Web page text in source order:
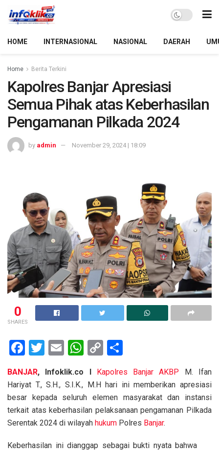
HOME INTERNASIONAL NASIONAL DAERAH
Home Berita Terkini
Kapolres Banjar Apresiasi
Semua Pihak atas Keberhasilan
Pengamanan Pilkada 2024
by admin November 29, 2024 | 18:09
0
SHARES
F
ce
b
o
o
k
T
tt
er
E
ail
W
at
s
A
p
p
C
py
Li
n
k
ar
e
BANJAR, Infoklik.co I Kapolres Banjar AKBP M. Ifan
Hariyat T., S.H., S.I.K., M.H hari ini memberikan apresiasi
besar kepada seluruh elemen masyarakat dan instansi
terkait atas keberhasilan pelaksanaan pengamanan Pilkada
Serentak 2024 di wilayah hukum Polres Banjar.
Keberhasilan ini dianggap sebagai bukti nyata bahwa